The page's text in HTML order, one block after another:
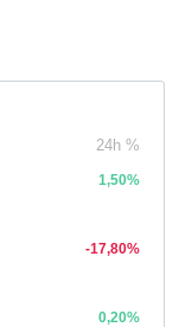
24h %
1,50%
-17,80%
0,20%